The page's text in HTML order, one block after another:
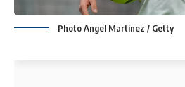
Photo Angel Martinez / Getty